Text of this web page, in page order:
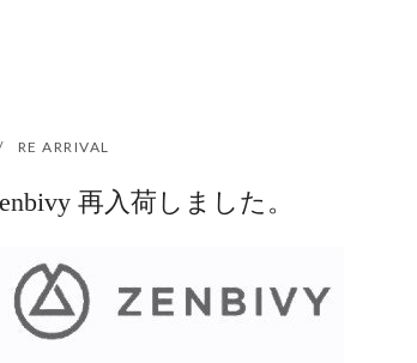
RE ARRIVAL
再入荷しました。